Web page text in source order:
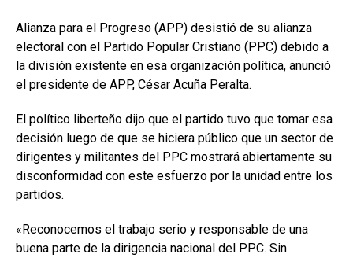
Alianza para el Progreso (APP) desistió de su alianza
electoral con el Partido Popular Cristiano (PPC) debido a
la división existente en esa organización política, anunció
el presidente de APP, César Acuña Peralta.
El político liberteño dijo que el partido tuvo que tomar esa
decisión luego de que se hiciera público que un sector de
dirigentes y militantes del PPC mostrará abiertamente su
disconformidad con este esfuerzo por la unidad entre los
partidos.
«Reconocemos el trabajo serio y responsable de una
buena parte de la dirigencia nacional del PPC. Sin